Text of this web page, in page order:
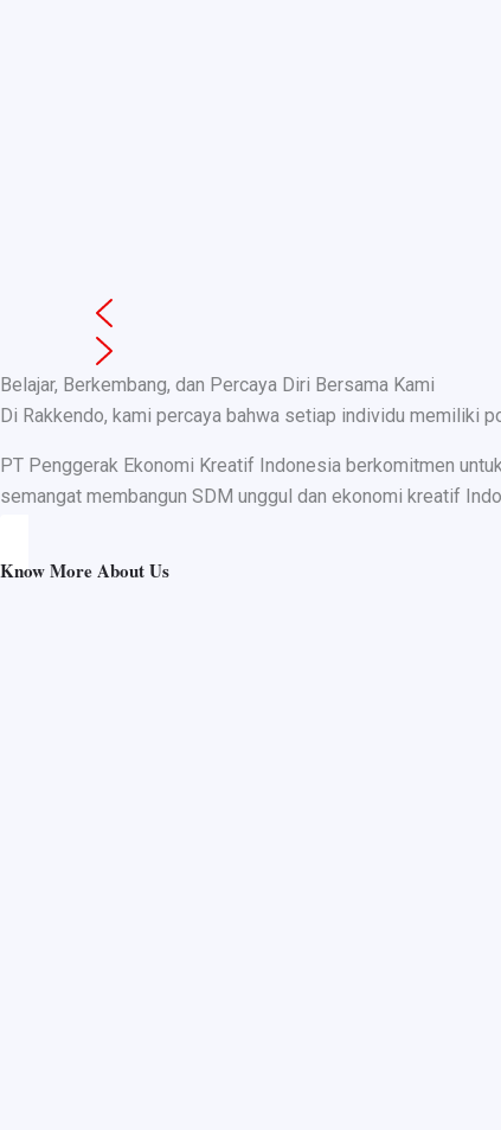
Belajar, Berkembang, dan Percaya Diri Bersama Kami
Di Rakkendo, kami percaya bahwa setiap individu memiliki
PT Penggerak Ekonomi Kreatif Indonesia berkomitmen
semangat membangun SDM unggul dan ekonomi kreatif
Know More About Us